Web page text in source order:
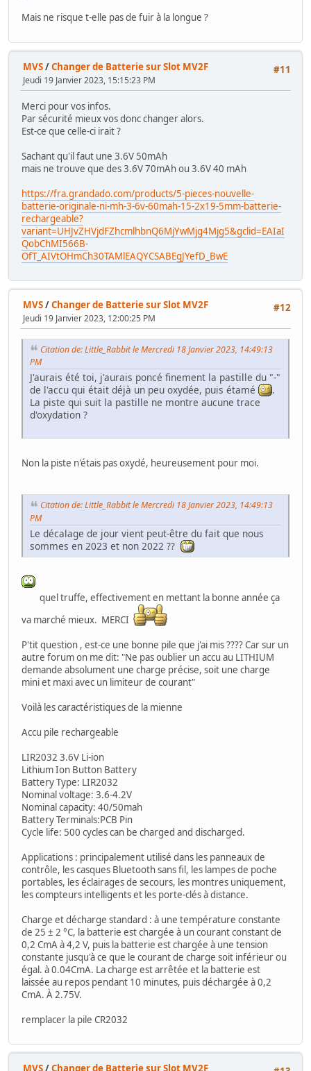
Mais ne risque t-elle pas de fuir à la longue ?
#11
MVS/Changer de Batterie sur Slot MV2F
Jeudi 19 Janvier 2023, 15:15:23 PM
Merci pour vos infos.
Par sécurité mieux vos donc changer alors.
Est-ce que celle-ci irait ?
Sachant qu'il faut une 3.6V 50mAh
mais ne trouve que des 3.6V 70mAh ou 3.6V 40 mAh
https://fra.grandado.com/products/5-pieces-nouvelle-
batterie-originale-ni-mh-3-6v-60mah-15-2x19-5mm-batterie-
rechargeable?
variant=UHJvZHVjdFZhcmlhbnQ6MjYwMjg4Mjg5&gclid=EAIaI
QobChMI566B-
OfT_AIVtOHmCh30TAMlEAQYCSABEgJYefD_BwE
#12
MVS/Changer de Batterie sur Slot MV2F
Jeudi 19 Janvier 2023, 12:00:25 PM
Citation de: Little_Rabbit le Mercredi 18 Janvier 2023, 14:49:13
PM
J'aurais été toi, j'aurais poncé finement la pastille du "-"
de l'accu qui était déjà un peu oxydée, puis étamé
.
La piste qui suit la pastille ne montre aucune trace
d'oxydation ?
Non la piste n'étais pas oxydé, heureusement pour moi.
Citation de: Little_Rabbit le Mercredi 18 Janvier 2023, 14:49:13
PM
Le décalage de jour vient peut-être du fait que nous
sommes en 2023 et non 2022 ??
quel truffe, effectivement en mettant la bonne année ça
va marché mieux. MERCI
P'tit question , est-ce une bonne pile que j'ai mis ???? Car sur un
autre forum on me dit: "Ne pas oublier un accu au LITHIUM
demande absolument une charge précise, soit une charge
mini et maxi avec un limiteur de courant"
Voilà les caractéristiques de la mienne
Accu pile rechargeable
LIR2032 3.6V Li-ion
Lithium Ion Button Battery
Battery Type: LIR2032
Nominal voltage: 3.6-4.2V
Nominal capacity: 40/50mah
Battery Terminals:PCB Pin
Cycle life: 500 cycles can be charged and discharged.
Applications : principalement utilisé dans les panneaux de
contrôle, les casques Bluetooth sans fil, les lampes de poche
portables, les éclairages de secours, les montres uniquement,
les compteurs intelligents et les porte-clés à distance.
Charge et décharge standard : à une température constante
de 25 ± 2 °C, la batterie est chargée à un courant constant de
0,2 CmA à 4,2 V, puis la batterie est chargée à une tension
constante jusqu'à ce que le courant de charge soit inférieur ou
égal. à 0.04CmA. La charge est arrêtée et la batterie est
laissée au repos pendant 10 minutes, puis déchargée à 0,2
CmA. À 2.75V.
remplacer la pile CR2032